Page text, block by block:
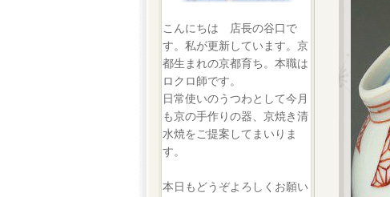
こんにちは 店長の谷口で
す。私が更新しています。京
都生まれの京都育ち。本職は
ロクロ師です。
日常使いのうつわとして今月
も京の手作りの器、京焼き清
水焼をご提案してまいりま
す。
本日もどうぞよろしくお願い